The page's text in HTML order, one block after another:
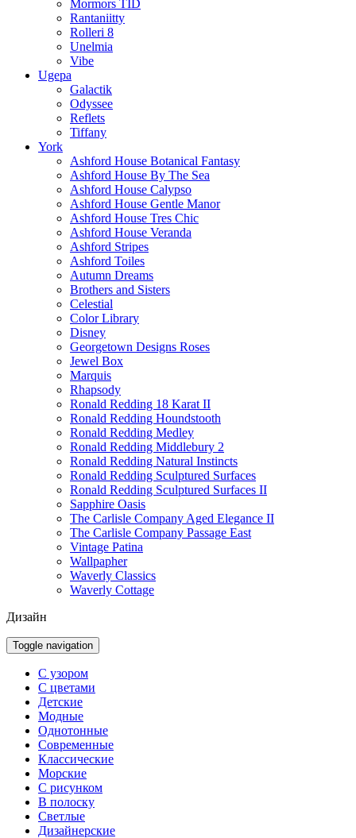
Mormors TID
Rantaniitty
Rolleri 8
Unelmia
Vibe
Ugepa
Galactik
Odyssee
Reflets
Tiffany
York
Ashford House Botanical Fantasy
Ashford House By The Sea
Ashford House Calypso
Ashford House Gentle Manor
Ashford House Tres Chic
Ashford House Veranda
Ashford Stripes
Ashford Toiles
Autumn Dreams
Brothers and Sisters
Celestial
Color Library
Disney
Georgetown Designs Roses
Jewel Box
Marquis
Rhapsody
Ronald Redding 18 Karat II
Ronald Redding Houndstooth
Ronald Redding Medley
Ronald Redding Middlebury 2
Ronald Redding Natural Instincts
Ronald Redding Sculptured Surfaces
Ronald Redding Sculptured Surfaces II
Sapphire Oasis
The Carlisle Company Aged Elegance II
The Carlisle Company Passage East
Vintage Patina
Wallpapher
Waverly Classics
Waverly Cottage
Дизайн
Toggle navigation
С узором
С цветами
Детские
Модные
Однотонные
Современные
Классические
Морские
С рисунком
В полоску
Светлые
Дизайнерские